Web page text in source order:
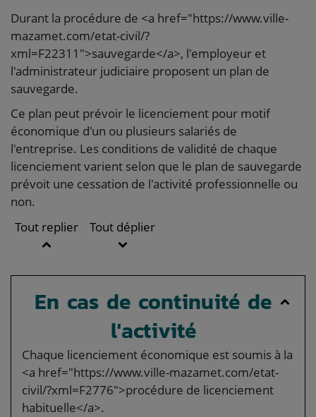
Durant la procédure de <a href="https://www.ville-
mazamet.com/etat-civil/?
xml=F22311">sauvegarde</a>, l'employeur et
l'administrateur judiciaire proposent un plan de
sauvegarde.
Ce plan peut prévoir le licenciement pour motif
économique d'un ou plusieurs salariés de
l'entreprise. Les conditions de validité de chaque
licenciement varient selon que le plan de sauvegarde
prévoit une cessation de l'activité professionnelle ou
non.
Tout replier
Tout déplier
En cas de continuité de
l'activité
Chaque licenciement économique est soumis à la
<a href="https://www.ville-mazamet.com/etat-
civil/?xml=F2776">procédure de licenciement
habituelle</a>.